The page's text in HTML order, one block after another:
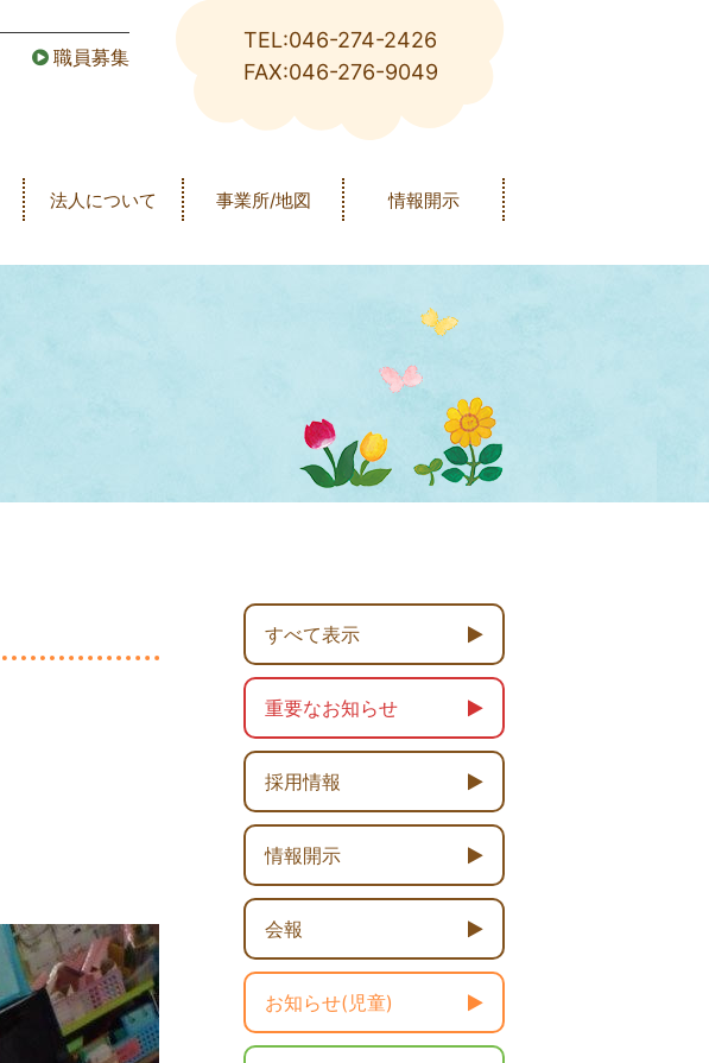
職員募集
TEL:046-274-2426
FAX:046-276-9049
法人について 事業所/地図 情報開示
すべて表示
重要なお知らせ
採用情報
情報開示
会報
お知らせ(児童)